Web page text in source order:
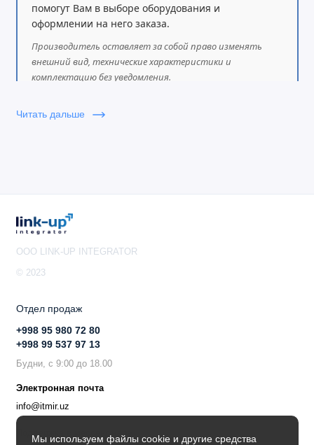
помогут Вам в выборе оборудования и
оформлении на него заказа.
Производитель оставляет за собой право изменять
внешний вид, технические характеристики и
комплектацию без уведомления.
Читать дальше
Мы используем файлы cookie и другие средства
OOO LINK-UP INTEGRATOR
© 2023
Отдел продаж
+998 95 980 72 80
+998 99 537 97 13
Будни, с 9:00 до 18.00
Электронная почта
info@itmir.uz
Поддержка в мессенджере